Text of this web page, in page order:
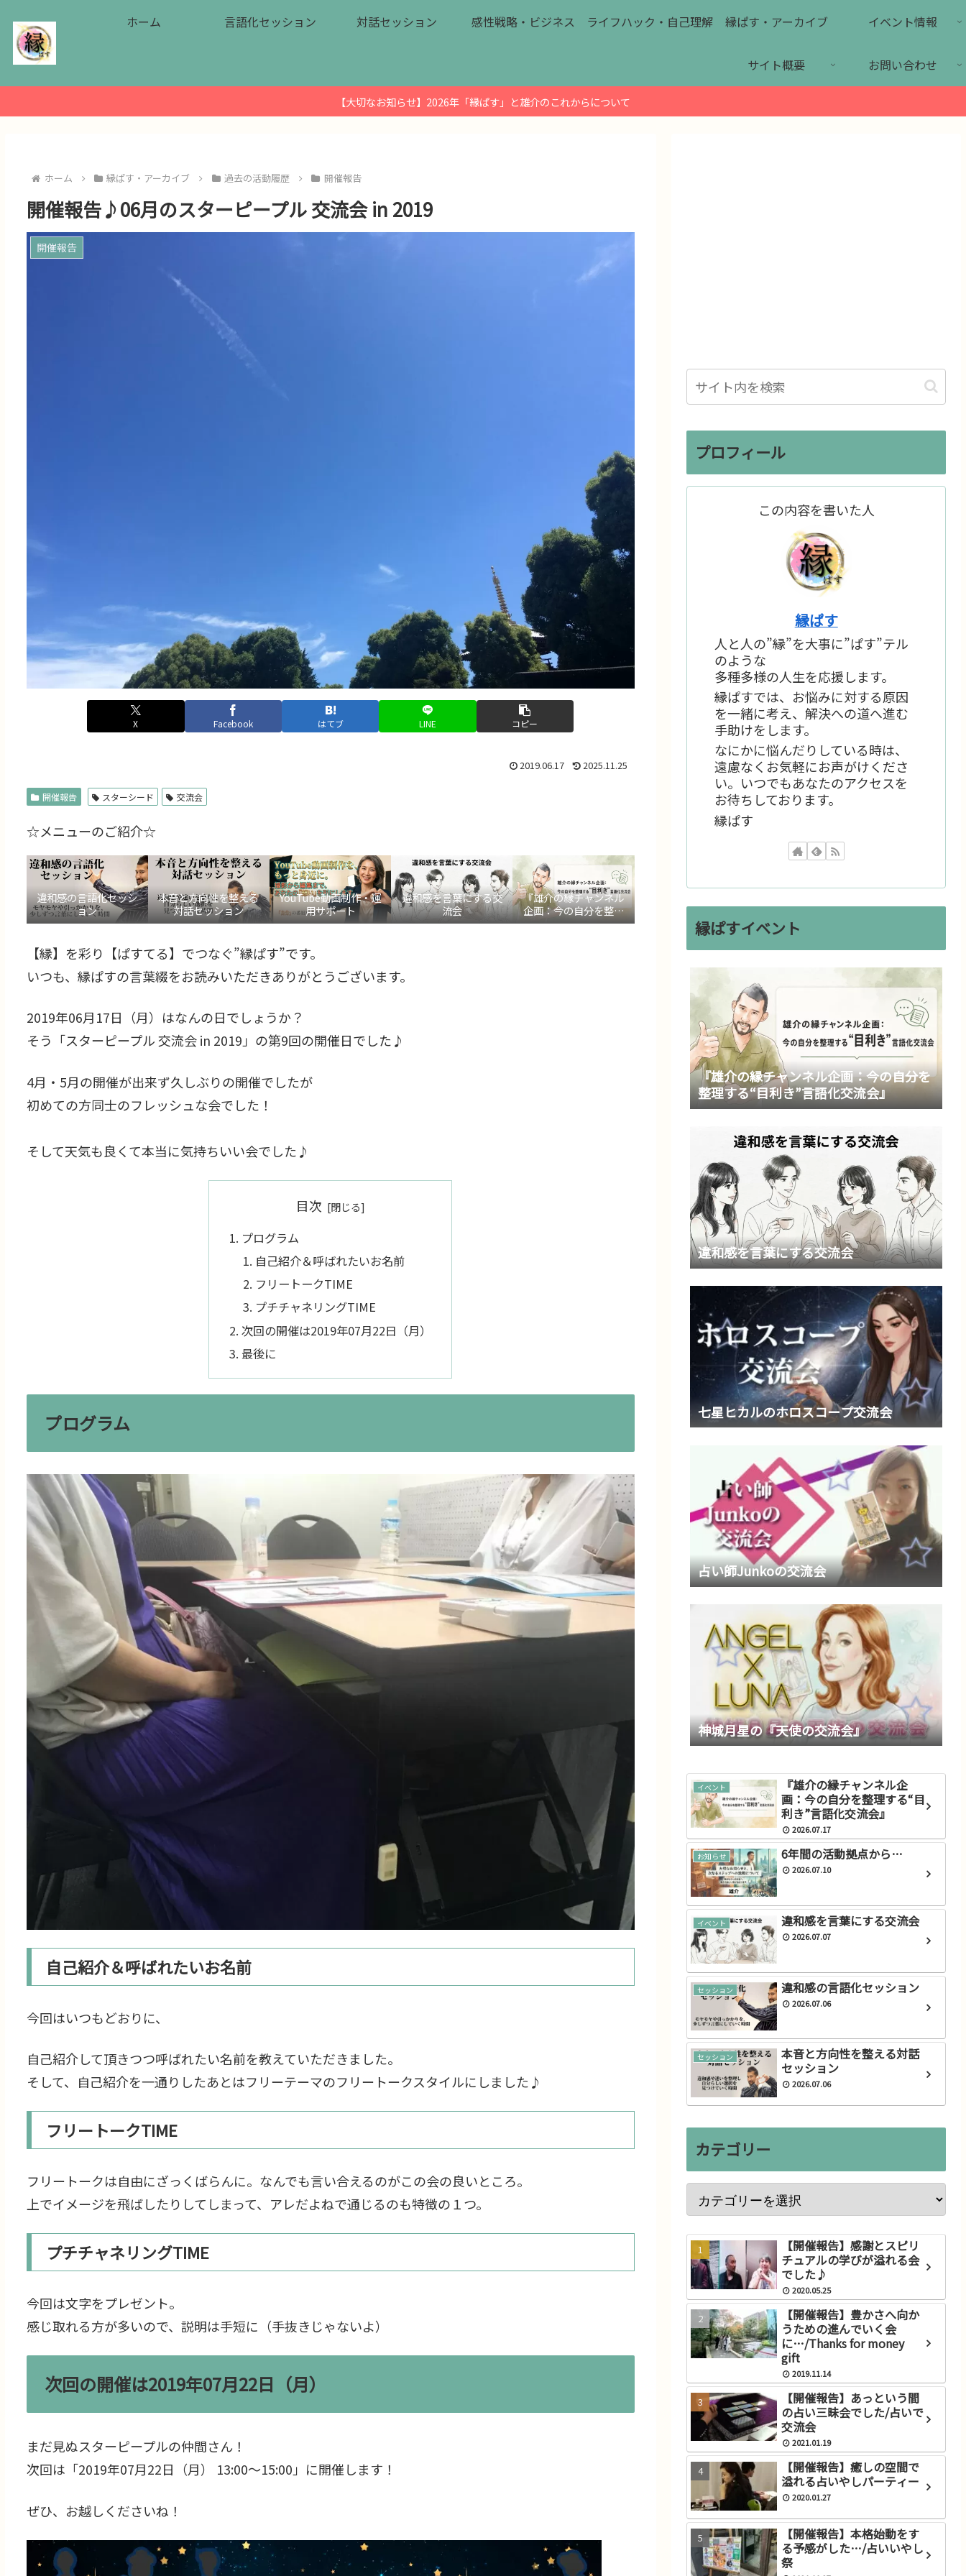
ホーム 言語化セッション 対話セッション 感性戦略・ビジネス ライフハック・自己理解 縁ぱす・アーカイブ イベント情報
サイト概要 お問い合わせ
【大切なお知らせ】2026年「縁ぱす」と雄介のこれからについて
ホーム 縁ぱす・アーカイブ 過去の活動履歴 開催報告
開催報告♪06月のスターピープル 交流会 in 2019
開催報告
X Facebook はてブ LINE コピー
2019.06.17 2025.11.25
開催報告 スターシード 交流会
☆メニューのご紹介☆
違和感の言語化セッシ
ョン
本音と方向性を整える
対話セッション
YouTube動画制作・運
用サポート
違和感を言葉にする交
流会
『雄介の縁チャンネル
企画：今の自分を整理
する“目利き”言語化交
【縁】を彩り【ぱすてる】でつなぐ”縁ぱす”です。
いつも、縁ぱすの言葉綴をお読みいただきありがとうございます。
2019年06月17日（月）はなんの日でしょうか？
そう「スターピープル 交流会 in 2019」の第9回の開催日でした♪
4月・5月の開催が出来ず久しぶりの開催でしたが
初めての方同士のフレッシュな会でした！
そして天気も良くて本当に気持ちいい会でした♪
目次
プログラム
自己紹介＆呼ばれたいお名前
フリートークTIME
プチチャネリングTIME
次回の開催は2019年07月22日（月）
最後に
プログラム
自己紹介＆呼ばれたいお名前
今回はいつもどおりに、
自己紹介して頂きつつ呼ばれたい名前を教えていただきました。
そして、自己紹介を一通りしたあとはフリーテーマのフリートークスタイルにしました♪
フリートークTIME
フリートークは自由にざっくばらんに。なんでも言い合えるのがこの会の良いところ。
上でイメージを飛ばしたりしてしまって、アレだよねで通じるのも特徴の１つ。
プチチャネリングTIME
今回は文字をプレゼント。
感じ取れる方が多いので、説明は手短に（手抜きじゃないよ）
次回の開催は2019年07月22日（月）
まだ見ぬスターピープルの仲間さん！
次回は「2019年07月22日（月） 13:00～15:00」に開催します！
ぜひ、お越しくださいね！
プロフィール
この内容を書いた人
縁ぱす
人と人の”縁”を大事に”ぱす”テル
のような
多種多様の人生を応援します。
縁ぱすでは、お悩みに対する原因
を一緒に考え、解決への道へ進む
手助けをします。
なにかに悩んだりしている時は、
遠慮なくお気軽にお声がけくださ
い。いつでもあなたのアクセスを
お待ちしております。
縁ぱす
縁ぱすイベント
『雄介の縁チャンネル企画：今の自分を
整理する“目利き”言語化交流会』
違和感を言葉にする交流会
七星ヒカルのホロスコープ交流会
占い師Junkoの交流会
神城月星の『天使の交流会』
イベント
『雄介の縁チャンネル企
画：今の自分を整理する“目
利き”言語化交流会』
2026.07.17
お知らせ 6年間の活動拠点から…
2026.07.10
イベント 違和感を言葉にする交流会
2026.07.07
セッション 違和感の言語化セッション
2026.07.06
セッション
本音と方向性を整える対話
セッション
2026.07.06
カテゴリー
【開催報告】感謝とスピリ
チュアルの学びが溢れる会
でした♪
2020.05.25
【開催報告】豊かさへ向か
うための進んでいく会
に…/Thanks for money
gift
2019.11.14
【開催報告】あっという間
の占い三昧会でした/占いで
交流会
2021.01.19
【開催報告】癒しの空間で
溢れる占いやしパーティー
2020.01.27
【開催報告】本格始動をす
る予感がした…/占いいやし
祭